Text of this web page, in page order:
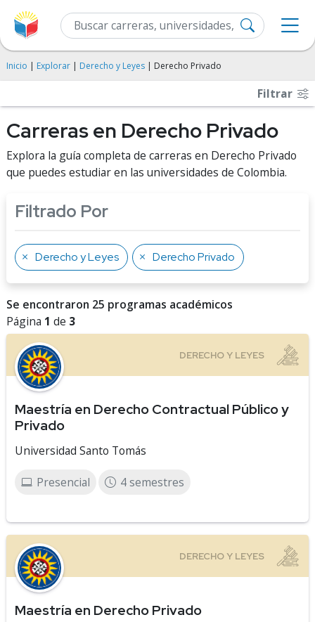
Inicio | Explorar | Derecho y Leyes | Derecho Privado
Filtrar
Carreras en Derecho Privado
Explora la guía completa de carreras en Derecho Privado
que puedes estudiar en las universidades de Colombia.
Filtrado Por
Derecho y Leyes Derecho Privado
Se encontraron 25 programas académicos
Página 1 de 3
Maestría en Derecho Contractual Público y
Privado
Universidad Santo Tomás
Presencial 4 semestres
Maestría en Derecho Privado